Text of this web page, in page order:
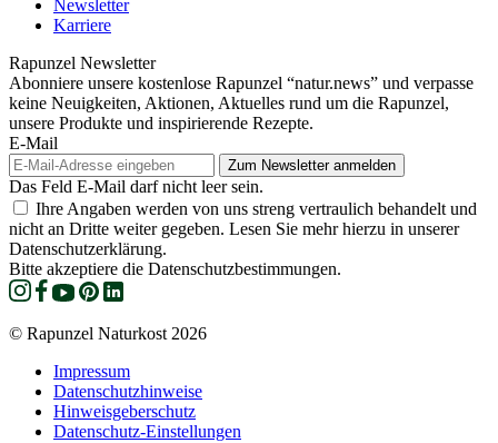
Newsletter
Karriere
Rapunzel Newsletter
Abonniere unsere kostenlose Rapunzel “natur.news” und verpasse
keine Neuigkeiten, Aktionen, Aktuelles rund um die Rapunzel,
unsere Produkte und inspirierende Rezepte.
E-Mail
Das Feld E-Mail darf nicht leer sein.
Ihre Angaben werden von uns streng vertraulich behandelt und
nicht an Dritte weiter gegeben. Lesen Sie mehr hierzu in unserer
Datenschutzerklärung.
Bitte akzeptiere die Datenschutzbestimmungen.
© Rapunzel Naturkost 2026
Impressum
Datenschutzhinweise
Hinweisgeberschutz
Datenschutz-Einstellungen